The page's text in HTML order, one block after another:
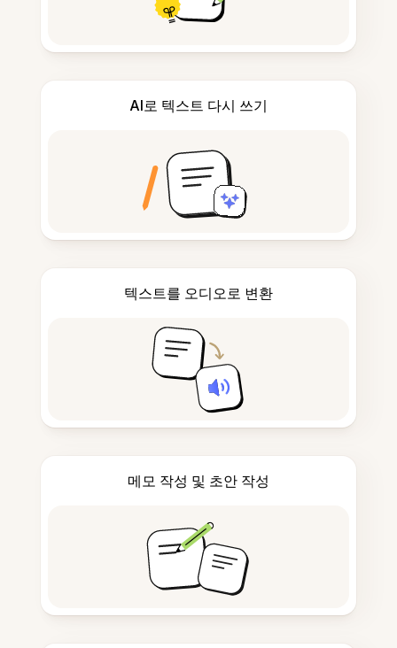
AI로 텍스트 다시 쓰기
텍스트를 오디오로 변환
메모 작성 및 초안 작성